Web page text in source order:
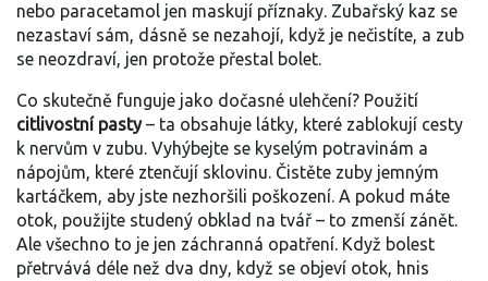
nebo paracetamol jen maskují příznaky. Zubařský kaz se
nezastaví sám, dásně se nezahojí, když je nečistíte, a zub
se neozdraví, jen protože přestal bolet.
Co skutečně funguje jako dočasné ulehčení? Použití
citlivostní pasty– ta obsahuje látky, které zablokují cesty
k nervům v zubu. Vyhýbejte se kyselým potravinám a
nápojům, které ztenčují sklovinu. Čistěte zuby jemným
kartáčkem, aby jste nezhoršili poškození. A pokud máte
otok, použijte studený obklad na tvář – to zmenší zánět.
Ale všechno to je jen záchranná opatření. Když bolest
přetrvává déle než dva dny, když se objeví otok, hnis